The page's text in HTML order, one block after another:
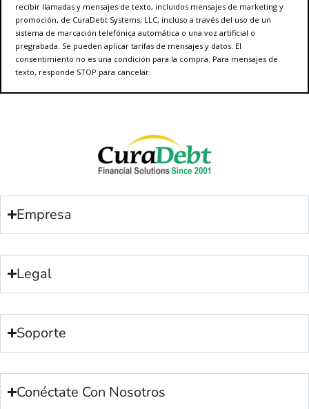
recibir llamadas y mensajes de texto, incluidos mensajes de marketing y
promoción, de CuraDebt Systems, LLC, incluso a través del uso de un
sistema de marcación telefónica automática o una voz artificial o
pregrabada. Se pueden aplicar tarifas de mensajes y datos. El
consentimiento no es una condición para la compra. Para mensajes de
texto, responde STOP para cancelar.
Empresa
Legal
Soporte
Conéctate Con Nosotros